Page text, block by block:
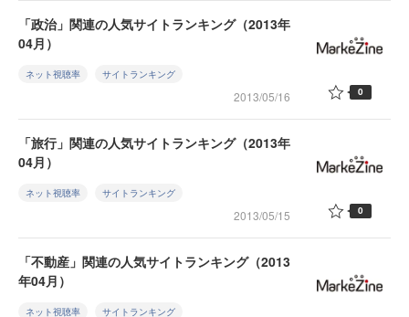
「政治」関連の人気サイトランキング（2013年
04月）
ネット視聴率 サイトランキング
2013/05/16 0
「旅行」関連の人気サイトランキング（2013年
04月）
ネット視聴率 サイトランキング
2013/05/15 0
「不動産」関連の人気サイトランキング（2013
年04月）
ネット視聴率 サイトランキング